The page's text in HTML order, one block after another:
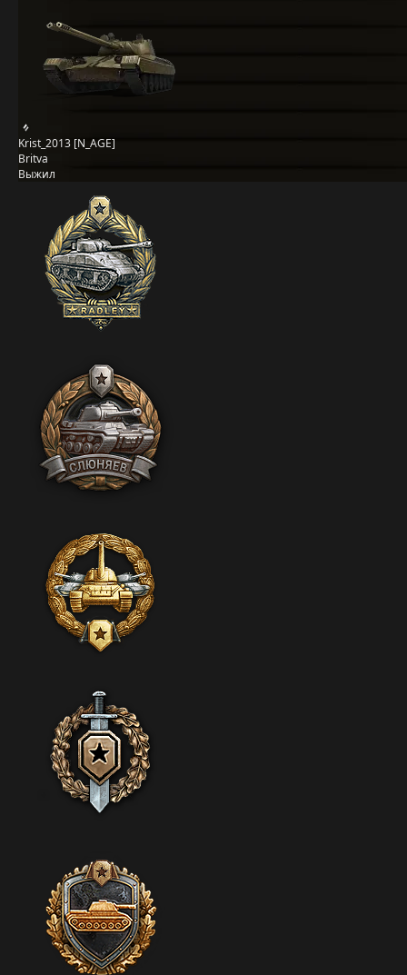
Krist_2013 [N_AGE]
Britva
Выжил